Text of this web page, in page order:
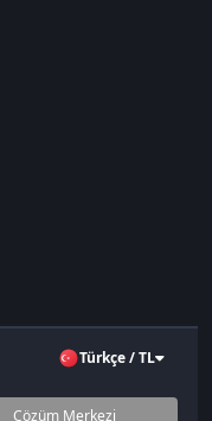
Türkçe / TL
Çözüm Merkezi